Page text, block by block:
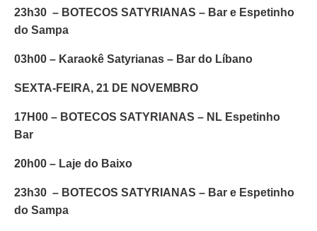
23h30 – BOTECOS SATYRIANAS – Bar e Espetinho
do Sampa
03h00 – Karaokê Satyrianas – Bar do Líbano
SEXTA-FEIRA, 21 DE NOVEMBRO
17H00 – BOTECOS SATYRIANAS – NL Espetinho
Bar
20h00 – Laje do Baixo
23h30 – BOTECOS SATYRIANAS – Bar e Espetinho
do Sampa